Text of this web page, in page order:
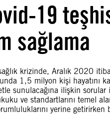
19
sağlama
krizinde, Aralık 2020
1,5 milyon kişi hayatını
sunulacağına ilişkin
ve standartlarını temel
yerine